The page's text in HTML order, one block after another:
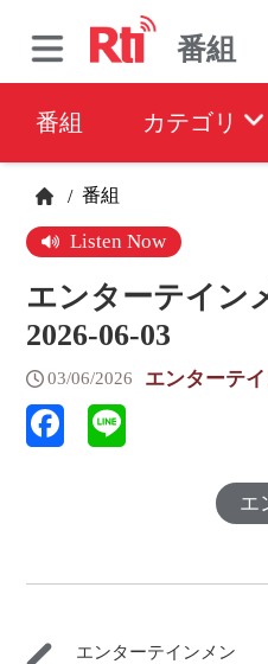
番組
番組 カテゴリ
/ 番組
Listen Now
エンターテイン
2026-06-03
03/06/2026 エンターテ
エ
エンターテインメン